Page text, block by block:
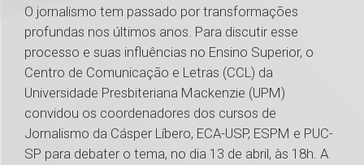
O jornalismo tem passado por transformações
profundas nos últimos anos. Para discutir esse
processo e suas influências no Ensino Superior, o
Centro de Comunicação e Letras (CCL) da
Universidade Presbiteriana Mackenzie (UPM)
convidou os coordenadores dos cursos de
Jornalismo da Cásper Líbero, ECA-USP, ESPM e PUC-
SP para debater o tema, no dia 13 de abril, às 18h. A